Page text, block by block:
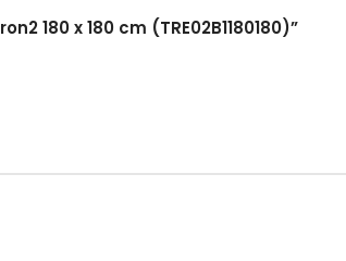
180 x 180 cm (TRE02B1180180)”